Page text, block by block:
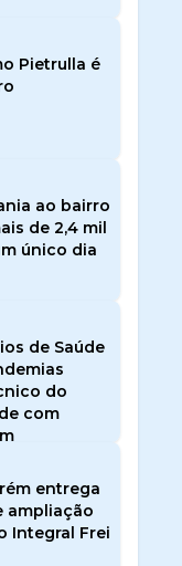
Pietrulla é
ao bairro
de 2,4 mil
único dia
de Saúde
do
com
entrega
ampliação
Integral Frei